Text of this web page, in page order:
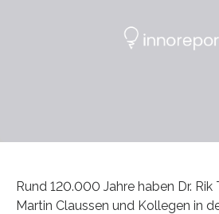
Rund 120.000 Jahre haben Dr. Rik
Martin Claussen und Kollegen in